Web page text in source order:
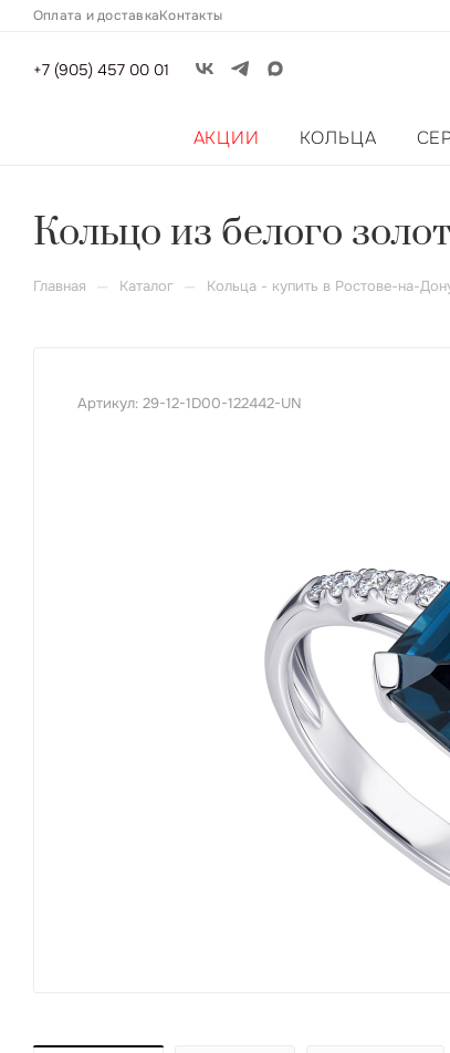
Оплата и доставкаКонтакты
+7 (905) 457 00 01
АКЦИИ КОЛЬЦА
Кольцо из белого
Главная — Каталог — Кольца - купить в Ростове-на-
Артикул: 29-12-1D00-122442-UN